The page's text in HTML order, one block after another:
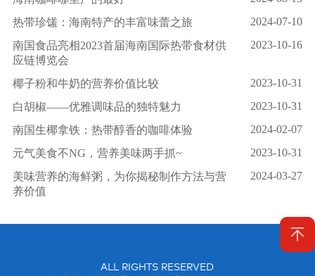
热带珍馐：海南特产的丰富味蕾之旅
2024-07-10
南国食品亮相2023首届海南国际热带食材供
应链博览会
2023-10-16
椰子粉和牛奶的营养价值比较
2023-10-31
白胡椒——优雅调味品的独特魅力
2023-10-31
南国生椰拿铁：热带醇香的咖啡体验
2024-02-07
元气美食不NG，营养美味两手抓~
2023-10-31
美味营养的海鲜粥，为你揭秘制作方法与营
养价值
2024-03-27
ALL RIGHTS RESERVED